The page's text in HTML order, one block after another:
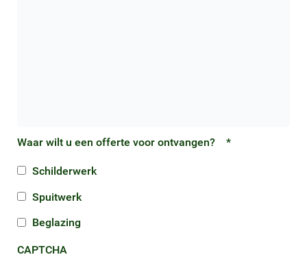
Waar wilt u een offerte voor ontvangen?
*
Schilderwerk
Spuitwerk
Beglazing
CAPTCHA